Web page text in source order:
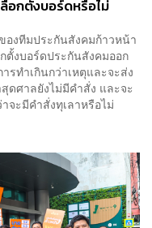
อกตั้งบอร์ดหรือไม่
องทีมประกันสังคมก้าวหน้า
ตั้งบอร์ดประกันสังคมออก
รทำเกินกว่าเหตุและจะส่ง
ศาลยังไม่มีคำสั่ง และจะ
จะมีคำสั่งทุเลาหรือไม่